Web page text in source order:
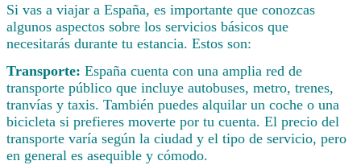
Si vas a viajar a España, es importante que conozcas
algunos aspectos sobre los servicios básicos que
necesitarás durante tu estancia. Estos son:
Transporte: España cuenta con una amplia red de
transporte público que incluye autobuses, metro, trenes,
tranvías y taxis. También puedes alquilar un coche o una
bicicleta si prefieres moverte por tu cuenta. El precio del
transporte varía según la ciudad y el tipo de servicio, pero
en general es asequible y cómodo.